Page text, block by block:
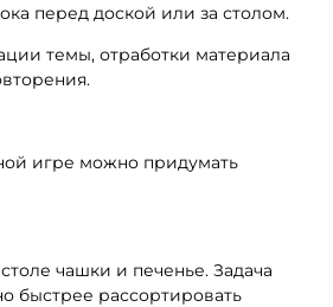
перед доской или за столом.
темы, отработки материала
игре можно придумать
чашки и печенье. Задача
быстрее рассортировать